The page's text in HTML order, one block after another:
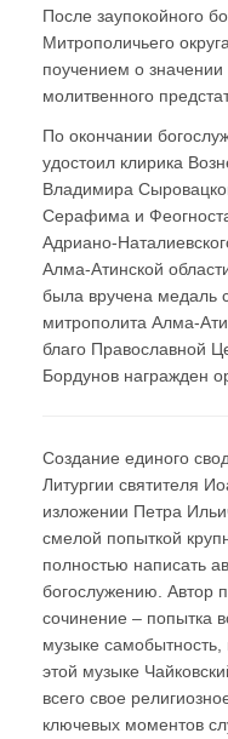
После заупокойного
Митрополичьего
поучением о значении
молитвенного
По окончании
удостоил клирика
Владимира
Серафима и
Адриано-
Алма-Атинской
была вручена медаль
митрополита Алма-
благо Православной
Бордунов награжден
Создание единого
Литургии святителя
изложении Петра
смелой попыткой
полностью написать
богослужению. Автор
сочинение – попытка
музыке самобытность,
этой музыке
всего свое
ключевых моментов